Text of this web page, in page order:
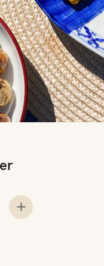
Legg til en